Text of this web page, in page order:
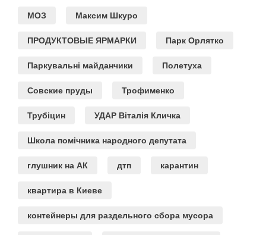
МОЗ Максим Шкуро
ПРОДУКТОВЫЕ ЯРМАРКИ Парк Орлятко
Паркувальні майданчики Полетуха
Совские пруды Трофименко
Трубіцин УДАР Віталія Кличка
Школа помічника народного депутата
глушник на АК дтп карантин
квартира в Киеве
контейнеры для раздельного сбора мусора